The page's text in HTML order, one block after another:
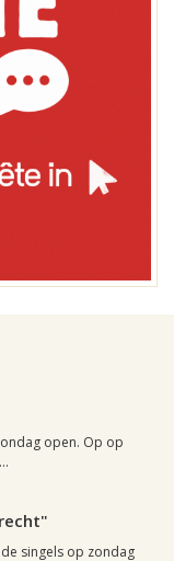
open. Op op
singels op zondag